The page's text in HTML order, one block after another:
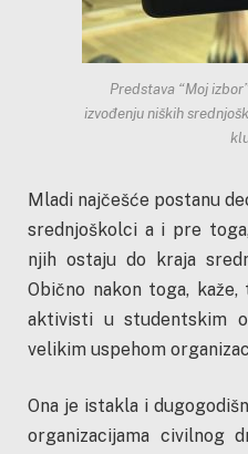
Predstava “Moj
izvođenju niških
Mladi najčešće postanu
srednjoškolci a i pre
njih ostaju do kraja
Obično nakon toga,
aktivisti u studentskim
velikim uspehom
Ona je istakla i
organizacijama civilnog